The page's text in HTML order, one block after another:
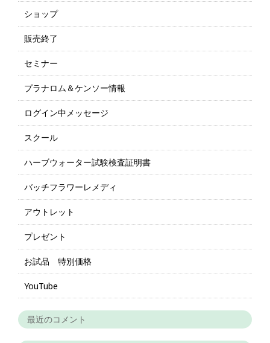
ショップ
販売終了
セミナー
プラナロム＆ケンソー情報
ログイン中メッセージ
スクール
ハーブウォーター試験検査証明書
バッチフラワーレメディ
アウトレット
プレゼント
お試品 特別価格
YouTube
最近のコメント